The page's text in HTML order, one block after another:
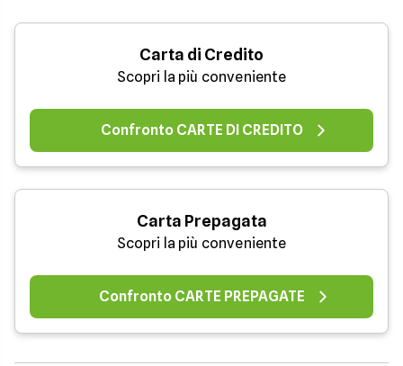
Carta di Credito
Scopri la più conveniente
Confronto CARTE DI CREDITO
Carta Prepagata
Scopri la più conveniente
Confronto CARTE PREPAGATE